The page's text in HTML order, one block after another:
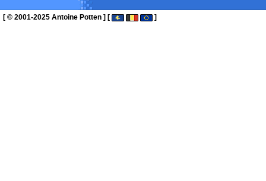
[ © 2001-2025 Antoine Potten ] [ ]